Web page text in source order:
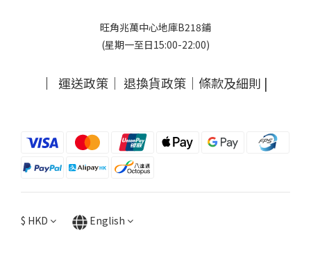
旺角兆萬中心地庫B218鋪
(星期一至日15:00-22:00)
｜ 運送政策 ｜ 退換貨政策 ｜ 條款及細則 |
$ HKD English